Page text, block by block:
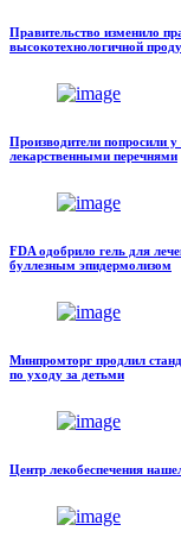
Правительство изменило
высокотехнологичной
Производители попросили у
лекарственными перечнями
FDA одобрило гель для
буллезным эпидермолизом
Минпромторг продлил
по уходу за детьми
Центр лекобеспечения